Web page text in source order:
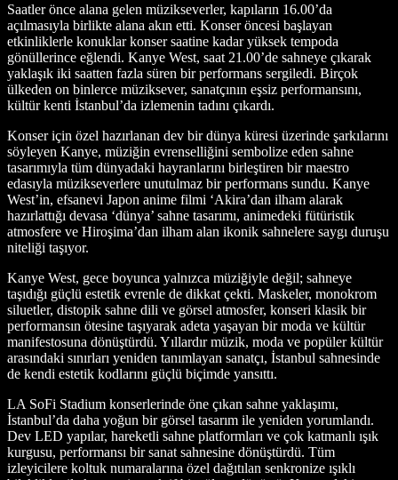
Saatler önce alana gelen müzikseverler, kapıların 16.00’da
açılmasıyla birlikte alana akın etti. Konser öncesi başlayan
etkinliklerle konuklar konser saatine kadar yüksek tempoda
gönüllerince eğlendi. Kanye West, saat 21.00’de sahneye çıkarak
yaklaşık iki saatten fazla süren bir performans sergiledi. Birçok
ülkeden on binlerce müziksever, sanatçının eşsiz performansını,
kültür kenti İstanbul’da izlemenin tadını çıkardı.
Konser için özel hazırlanan dev bir dünya küresi üzerinde şarkılarını
söyleyen Kanye, müziğin evrenselliğini sembolize eden sahne
tasarımıyla tüm dünyadaki hayranlarını birleştiren bir maestro
edasıyla müzikseverlere unutulmaz bir performans sundu. Kanye
West’in, efsanevi Japon anime filmi ‘Akira’dan ilham alarak
hazırlattığı devasa ‘dünya’ sahne tasarımı, animedeki fütüristik
atmosfere ve Hiroşima’dan ilham alan ikonik sahnelere saygı duruşu
niteliği taşıyor.
Kanye West, gece boyunca yalnızca müziğiyle değil; sahneye
taşıdığı güçlü estetik evrenle de dikkat çekti. Maskeler, monokrom
siluetler, distopik sahne dili ve görsel atmosfer, konseri klasik bir
performansın ötesine taşıyarak adeta yaşayan bir moda ve kültür
manifestosuna dönüştürdü. Yıllardır müzik, moda ve popüler kültür
arasındaki sınırları yeniden tanımlayan sanatçı, İstanbul sahnesinde
de kendi estetik kodlarını güçlü biçimde yansıttı.
LA SoFi Stadium konserlerinde öne çıkan sahne yaklaşımı,
İstanbul’da daha yoğun bir görsel tasarım ile yeniden yorumlandı.
Dev LED yapılar, hareketli sahne platformları ve çok katmanlı ışık
kurgusu, performansı bir sanat sahnesine dönüştürdü. Tüm
izleyicilere koltuk numaralarına özel dağıtılan senkronize ışıklı